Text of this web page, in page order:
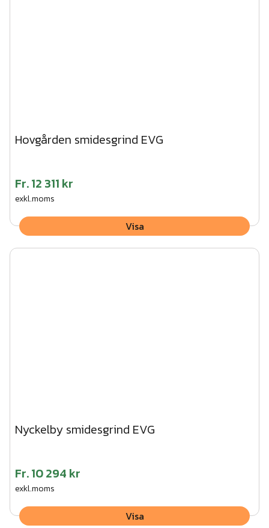
Hovgården smidesgrind EVG
Fr.12 311 kr
exkl.moms
Visa
Nyckelby smidesgrind EVG
Fr.10 294 kr
exkl.moms
Visa